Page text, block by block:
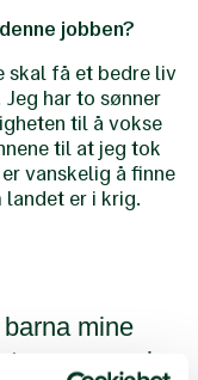
jobben?
skal få et bedre liv
har to sønner
til å vokse
til at jeg tok
vanskelig å finne
er i krig.
mine
mannen min